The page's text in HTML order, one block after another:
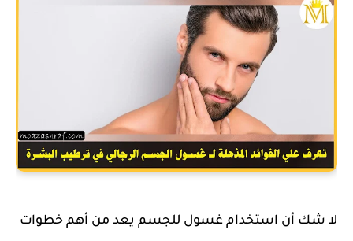
لا شك أن استخدام غسول للجسم يعد من أهم خطوات